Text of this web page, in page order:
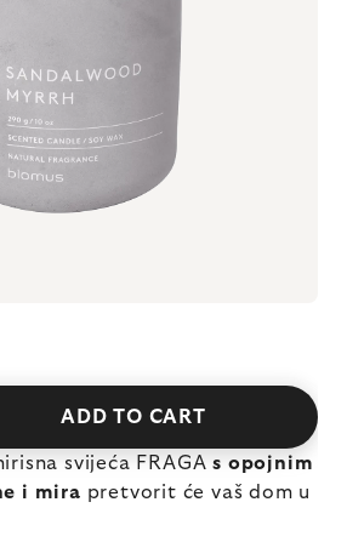
ADD TO CART
svijeća FRAGAs opojnim
i mira pretvorit će vaš dom u